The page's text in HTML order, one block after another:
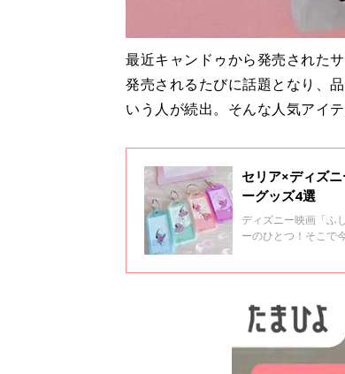
最近キャンドゥから発売された
発売されるたびに話題となり、
いう人が続出。そんな人気アイ
セリア×ディズ
ーグッズ4選
ディズニー映画「ふ
ーのひとつ！そこで